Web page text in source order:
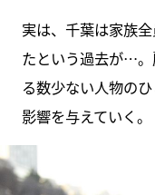
実は、千葉は家族
たという過去が…。
る数少ない人物の
影響を与えていく。